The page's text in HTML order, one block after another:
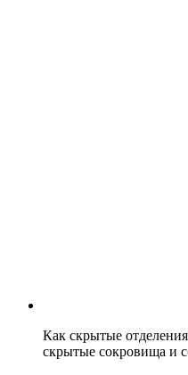
Как скрытые
скрытые сокровища и